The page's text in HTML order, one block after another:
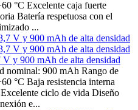
°C Excelente caja fuerte
Batería respetuosa con el
...
y 900 mAh de alta densidad
nominal: 900 mAh Rango de
°C Baja resistencia interna
ciclo de vida Diseño
e...